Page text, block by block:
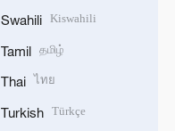
Swahili Kiswahili
Tamil தமிழ்
Thai ไทย
Turkish Türkçe